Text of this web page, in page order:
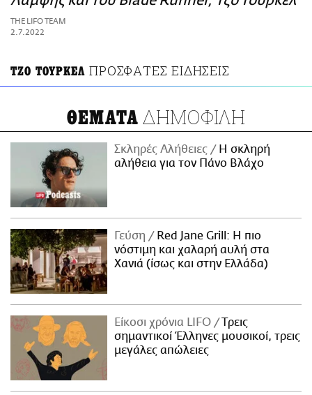
ΑΜΠΑ
PRINT
THE LIFO TEAM
2.7.2022
ΤΖΟ ΤΟΥΡΚΕΛ ΠΡΟΣΦΑΤΕΣ ΕΙΔΗΣΕΙΣ
ΘΕΜΑΤΑ ΔΗΜΟΦΙΛΗ
Σκληρές Αλήθειες
H σκληρή
αλήθεια για τον Πάνο Βλάχο
Γεύση
Red Jane Grill: Η πιο
νόστιμη και χαλαρή αυλή στα
Χανιά (ίσως και στην Ελλάδα)
Είκοσι χρόνια LIFO
Tρεις
σημαντικοί Έλληνες μουσικοί, τρεις
μεγάλες απώλειες